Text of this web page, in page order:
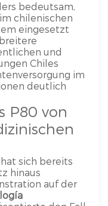
bedeutsam,
chilenischen
eingesetzt
und
Chiles
im
deutlich
P80 von
sich bereits
hinaus
auf der